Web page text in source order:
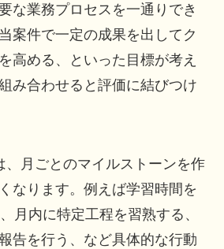
な業務プロセスを一通りでき
案件で一定の成果を出してク
高める、といった目標が考え
み合わせると評価に結びつけ
、月ごとのマイルストーンを作
なります。例えば学習時間を
月内に特定工程を習熟する、
告を行う、など具体的な行動